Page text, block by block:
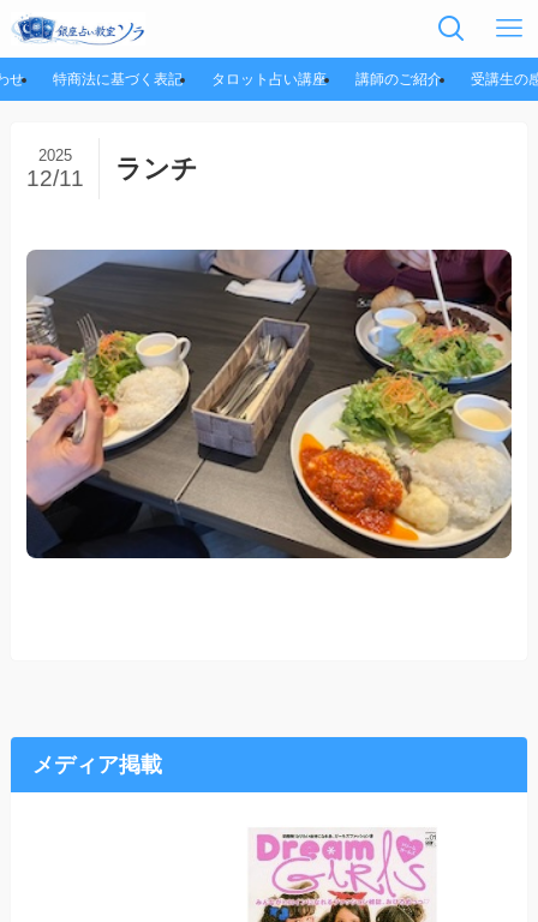
せ 特商法に基づく表記 タロット占い講座 講師のご紹介 受講生の
ランチ
2025
12/11
メディア掲載